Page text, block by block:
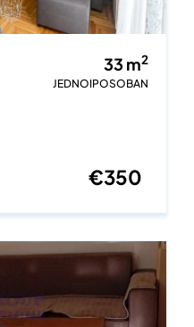
33 m2
JEDNOIPOSOBAN
€350